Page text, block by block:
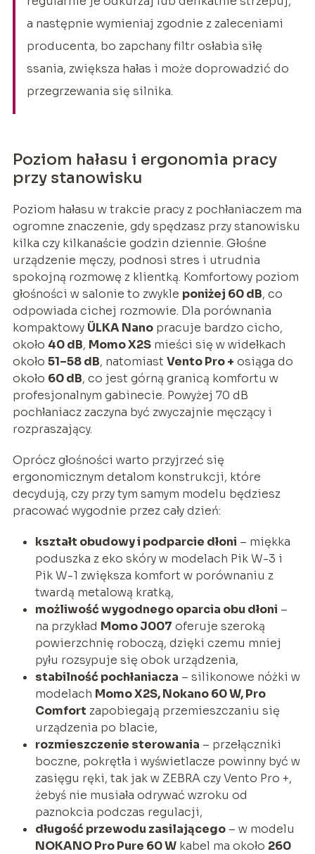
a następnie wymieniaj zgodnie z zaleceniami
producenta, bo zapchany filtr osłabia siłę
ssania, zwiększa hałas i może doprowadzić do
przegrzewania się silnika.
Poziom hałasu i ergonomia pracy
przy stanowisku
Poziom hałasu w trakcie pracy z pochłaniaczem ma
ogromne znaczenie, gdy spędzasz przy stanowisku
kilka czy kilkanaście godzin dziennie. Głośne
urządzenie męczy, podnosi stres i utrudnia
spokojną rozmowę z klientką. Komfortowy poziom
głośności w salonie to zwykle poniżej 60 dB, co
odpowiada cichej rozmowie. Dla porównania
kompaktowy ÜLKA Nanopracuje bardzo cicho,
około 40 dB, Momo X2Smieści się w widełkach
około 51–58 dB, natomiast Vento Pro + osiąga do
około 60 dB, co jest górną granicą komfortu w
profesjonalnym gabinecie. Powyżej 70 dB
pochłaniacz zaczyna być zwyczajnie męczący i
rozpraszający.
Oprócz głośności warto przyjrzeć się
ergonomicznym detalom konstrukcji, które
decydują, czy przy tym samym modelu będziesz
pracować wygodnie przez cały dzień:
kształt obudowy i podparcie dłoni – miękka
poduszka z eko skóry w modelach Pik W-3 i
Pik W-1 zwiększa komfort w porównaniu z
twardą metalową kratką,
możliwość wygodnego oparcia obu dłoni –
na przykład Momo J007 oferuje szeroką
powierzchnię roboczą, dzięki czemu mniej
pyłu rozsypuje się obok urządzenia,
stabilność pochłaniacza – silikonowe nóżki w
modelach Momo X2S, Nokano 60 W, Pro
Comfort zapobiegają przemieszczaniu się
urządzenia po blacie,
rozmieszczenie sterowania – przełączniki
boczne, pokrętła i wyświetlacze powinny być w
zasięgu ręki, tak jak w ZEBRA czy Vento Pro +,
żebyś nie musiała odrywać wzroku od
paznokcia podczas regulacji,
długość przewodu zasilającego– w modelu
NOKANO Pro Pure 60 Wkabel ma około 260